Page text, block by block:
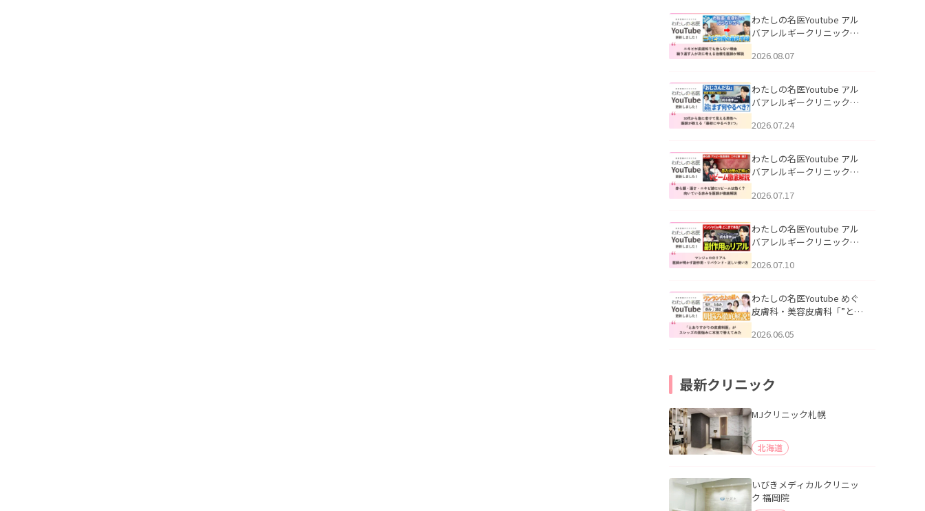
わたしの名医Youtube アル
バアレルギークリニック札
らない理由｜繰り返す人が
説」を公開いたしました。
2026.08.07
わたしの名医Youtube アル
バアレルギークリニック札
える男性へ｜医師が教える
公開いたしました。
2026.07.24
わたしの名医Youtube アル
バアレルギークリニック札
跡にVビームは効く？向いて
説」を公開いたしました。
2026.07.17
わたしの名医Youtube アル
バアレルギークリニック札
医師が明かす副作用・リバ
公開いたしました。
2026.07.10
わたしの名医Youtube めぐ
皮膚科・美容皮膚科「”とお
ッズの肌悩みに本気で答え
2026.06.05
最新クリニック
MJクリニック札幌
北海道
いびきメディカルクリニッ
ク 福岡院